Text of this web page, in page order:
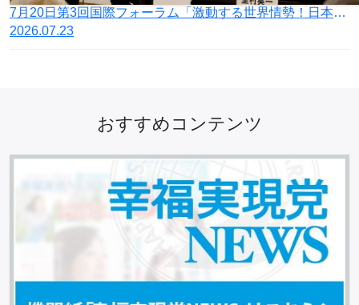
7月20日第3回国際フォーラム「激動する世界情勢！日本の針路を問う」開催
2026.07.23
おすすめコンテンツ